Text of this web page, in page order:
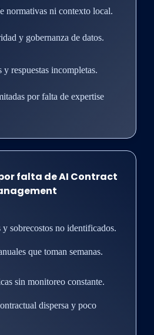
normativas ni contexto local.
y gobernanza de datos.
respuestas incompletas.
por falta de expertise
falta de AI Contract
y sobrecostos no identificados.
que toman semanas.
sin monitoreo constante.
dispersa y poco